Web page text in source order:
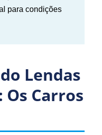
para condições
Lendas
Carros